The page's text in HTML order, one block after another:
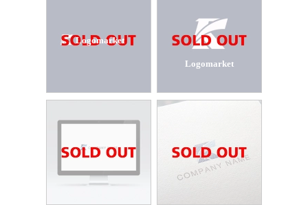
Logomarket
Logomarket